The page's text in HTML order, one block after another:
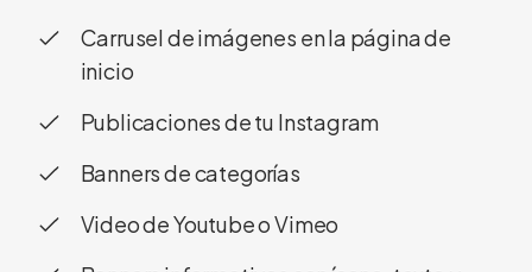
Carrusel de imágenes en la página de
inicio
Publicaciones de tu Instagram
Banners de categorías
Video de Youtube o Vimeo